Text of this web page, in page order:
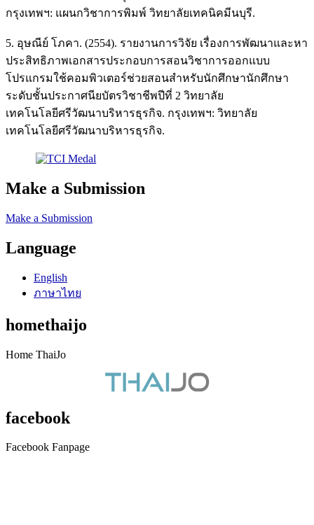
กรุงเทพฯ: แผนกวิชาการพิมพ์ วิทยาลัยเทคนิคมีนบุรี.
5. อุษณีย์ โภคา. (2554). รายงานการวิจัย เรื่องการพัฒนาและหา
ประสิทธิภาพเอกสารประกอบการสอนวิชาการออกแบบ
โปรแกรมใช้คอมพิวเตอร์ช่วยสอนสำหรับนักศึกษานักศึกษา
ระดับชั้นประกาศนียบัตรวิชาชีพปีที่ 2 วิทยาลัย
เทคโนโลยีศรีวัฒนาบริหารธุรกิจ. กรุงเทพฯ: วิทยาลัย
เทคโนโลยีศรีวัฒนาบริหารธุรกิจ.
Make a Submission
Make a Submission
Language
English
ภาษาไทย
homethaijo
Home ThaiJo
facebook
Facebook Fanpage